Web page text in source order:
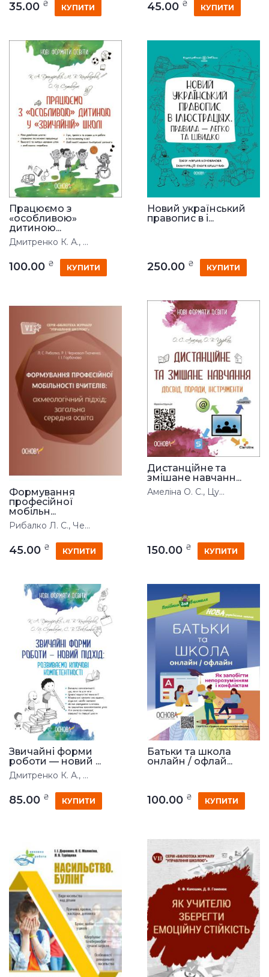
35.00 ₴ КУПИТИ 45.00 ₴ КУПИТИ
Працюємо з
«особливою»
дитиною...
Дмитренко К. А., ...
100.00 ₴ КУПИТИ
Новий український
правопис в і...
250.00 ₴ КУПИТИ
Формування
професійної
мобільн...
Рибалко Л. С., Че...
45.00 ₴ КУПИТИ
Дистанційне та
змішане навчанн...
Амеліна О. С., Цу...
150.00 ₴ КУПИТИ
Звичайні форми
роботи — новий ...
Дмитренко К. А., ...
85.00 ₴ КУПИТИ
Батьки та школа
онлайн / офлай...
100.00 ₴ КУПИТИ